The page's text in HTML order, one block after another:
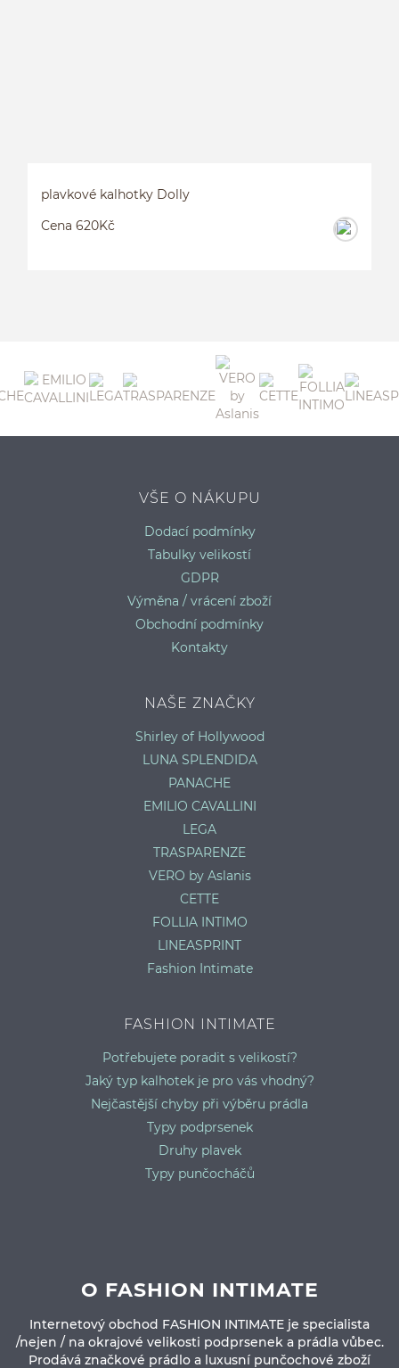
plavkové kalhotky Dolly
Cena 620Kč
VŠE O NÁKUPU
Dodací podmínky
Tabulky velikostí
GDPR
Výměna / vrácení zboží
Obchodní podmínky
Kontakty
NAŠE ZNAČKY
Shirley of Hollywood
LUNA SPLENDIDA
PANACHE
EMILIO CAVALLINI
LEGA
TRASPARENZE
VERO by Aslanis
CETTE
FOLLIA INTIMO
LINEASPRINT
Fashion Intimate
FASHION INTIMATE
Potřebujete poradit s velikostí?
Jaký typ kalhotek je pro vás vhodný?
Nejčastější chyby při výběru prádla
Typy podprsenek
Druhy plavek
Typy punčocháčů
O FASHION INTIMATE
Internetový obchod FASHION INTIMATE je specialista
/nejen / na okrajové velikosti podprsenek a prádla vůbec.
Prodává značkové prádlo a luxusní punčochové zboží